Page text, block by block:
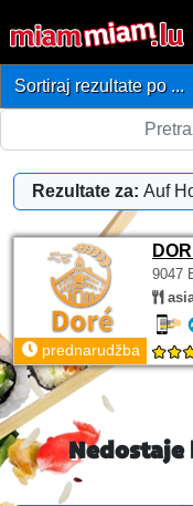
Rezultate za: Auf
9047
prednarudžba
Nedostaje